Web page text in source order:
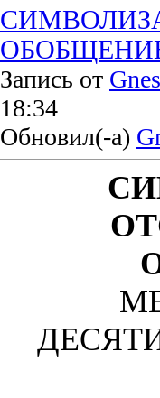
ОБОБЩЕНИЕ
Запись от
18:34
Обновил(-а)